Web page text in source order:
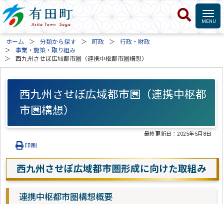
ホーム 分類から探す 町政
行政・財政
事業・施策・取り組み
西九州させぼ広域都市圏（連携中枢都市圏構想）
西九州させぼ広域都市圏（連携中枢都
市圏構想）
最終更新日：2025年5月8日
印刷
西九州させぼ広域都市圏形成に向けた取組み
連携中枢都市圏構想概要